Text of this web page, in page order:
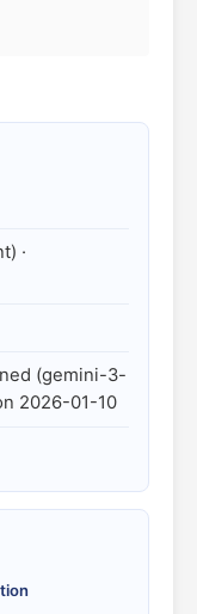
·
(gemini-3-
2026-01-10